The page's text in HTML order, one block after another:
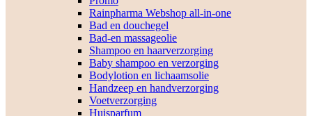
Rainpharma Webshop all-in-one
Bad en douchegel
Bad-en massageolie
Shampoo en haarverzorging
Baby shampoo en verzorging
Bodylotion en lichaamsolie
Handzeep en handverzorging
Voetverzorging
Huisparfum